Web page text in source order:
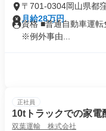
〒701-0304岡山県都
月給28万円
資格 ■普通自動車運
※例外事由...
正社員
10tトラックでの家電
双葉運輸 株式会社